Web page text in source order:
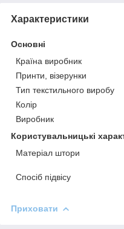
Характеристики
Основні
Країна виробник
Принти, візерунки
Тип текстильного виробу
Колір
Виробник
Користувальницькі
Матеріал штори
Спосіб підвісу
Приховати